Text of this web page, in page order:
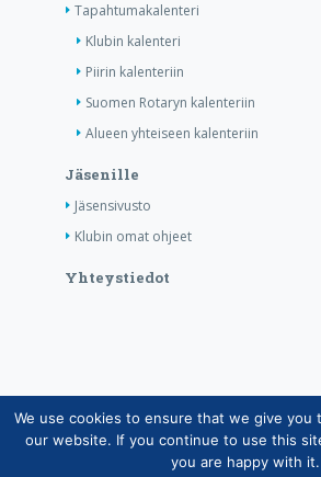
Tapahtumakalenteri
Klubin kalenteri
Piirin kalenteriin
Suomen Rotaryn kalenteriin
Alueen yhteiseen kalenteriin
Jäsenille
Jäsensivusto
Klubin omat ohjeet
Yhteystiedot
Copyright © Suomen
Jäsentietojärjestelmän tietosuojaseloste
käsittely
We use cookies to ensure that we give you
our website. If you continue to use this
you are happy with it.